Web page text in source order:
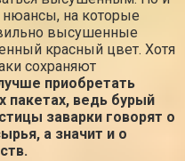
нюансы, на которые
высушенные
красный цвет. Хотя
сохраняют
приобретать
пакетах, ведь бурый
заварки говорят о
а значит и о